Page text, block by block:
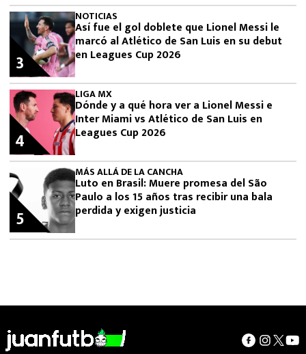
NOTICIAS
Así fue el gol doblete que Lionel Messi le
marcó al Atlético de San Luis en su debut
en Leagues Cup 2026
3
LIGA MX
Dónde y a qué hora ver a Lionel Messi e
Inter Miami vs Atlético de San Luis en
Leagues Cup 2026
4
MÁS ALLÁ DE LA CANCHA
Luto en Brasil: Muere promesa del São
Paulo a los 15 años tras recibir una bala
perdida y exigen justicia
5